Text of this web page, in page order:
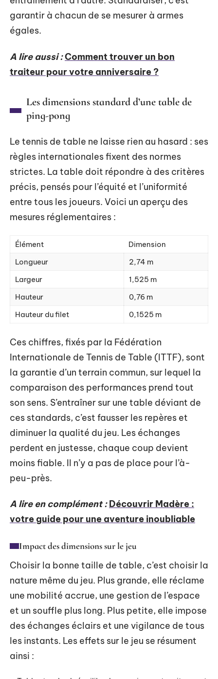
garantir à chacun de se mesurer à armes
égales.
A lire aussi :Comment trouver un bon
traiteur pour votre anniversaire ?
Les dimensions standard d’une table de
ping-pong
Le tennis de table ne laisse rien au hasard : ses
règles internationales fixent des normes
strictes. La table doit répondre à des critères
précis, pensés pour l’équité et l’uniformité
entre tous les joueurs. Voici un aperçu des
mesures réglementaires :
Élément
Dimension
Longueur
2,74 m
Largeur
1,525 m
Hauteur
0,76 m
Hauteur du filet
0,1525 m
Ces chiffres, fixés par la Fédération
Internationale de Tennis de Table (ITTF), sont
la garantie d’un terrain commun, sur lequel la
comparaison des performances prend tout
son sens. S’entraîner sur une table déviant de
ces standards, c’est fausser les repères et
diminuer la qualité du jeu. Les échanges
perdent en justesse, chaque coup devient
moins fiable. Il n’y a pas de place pour l’à-
peu-près.
A lire en complément : Découvrir Madère :
votre guide pour une aventure inoubliable
Impact des dimensions sur le jeu
Choisir la bonne taille de table, c’est choisir la
nature même du jeu. Plus grande, elle réclame
une mobilité accrue, une gestion de l’espace
et un souffle plus long. Plus petite, elle impose
des échanges éclairs et une vigilance de tous
les instants. Les effets sur le jeu se résument
ainsi :